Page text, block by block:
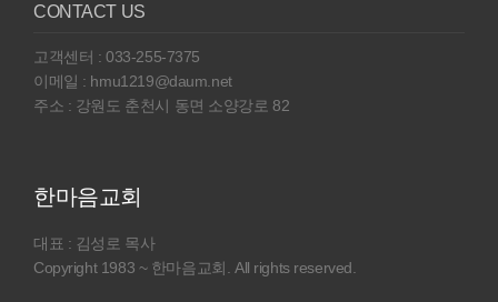
CONTACT US
고객센터 : 033-255-7375
이메일 : hmu1219@daum.net
주소 : 강원도 춘천시 동면 소양강로 82
한마음교회
대표 : 김성로 목사
Copyright 1983 ~ 한마음교회. All rights reserved.